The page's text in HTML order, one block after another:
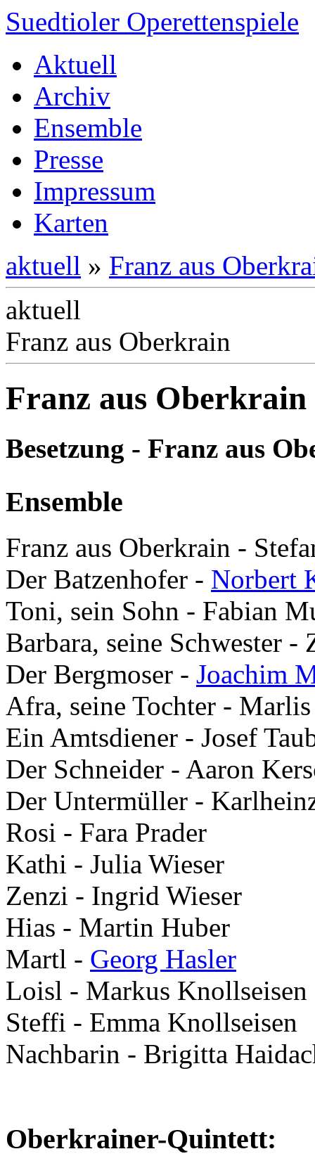
Suedtioler Operettenspiele
Aktuell
Archiv
Ensemble
Presse
Impressum
Karten
aktuell » Franz aus
aktuell
Franz aus Oberkrain
Franz aus Oberkrain
Besetzung - Franz aus
Ensemble
Franz aus Oberkrain -
Der Batzenhofer - Norbert
Toni, sein Sohn - Fabian
Barbara, seine Schwester -
Der Bergmoser - Joachim
Afra, seine Tochter -
Ein Amtsdiener - Josef
Der Schneider - Aaron
Der Untermüller -
Rosi - Fara Prader
Kathi - Julia Wieser
Zenzi - Ingrid Wieser
Hias - Martin Huber
Martl - Georg Hasler
Loisl - Markus Knollseisen
Steffi - Emma Knollseisen
Nachbarin - Brigitta
Oberkrainer-Quintett: